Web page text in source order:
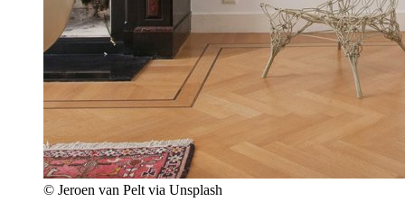
© Jeroen van Pelt via Unsplash